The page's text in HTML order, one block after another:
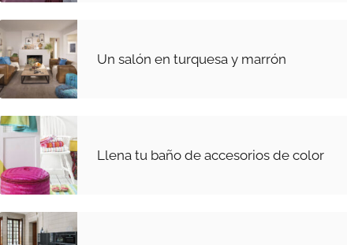
Un salón en turquesa y marrón
Llena tu baño de accesorios de color